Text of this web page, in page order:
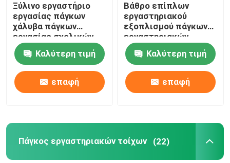
Ξύλινο εργαστήριο
εργασίας πάγκων
χάλυβα πάγκων
εργασίας σχολικών
εργαστηρίων με το
γραφείο αποθήκευσης
Καλύτερη τιμή
επαφή
Βάθρο επίπλων
εργαστηριακού
εξοπλισμού πάγκων
εργαστηριακών
νησιών σύγχρονου
σχεδίου επιτραπέζιο
Καλύτερη τιμή
επαφή
Πάγκος εργαστηριακών τοίχων (22)